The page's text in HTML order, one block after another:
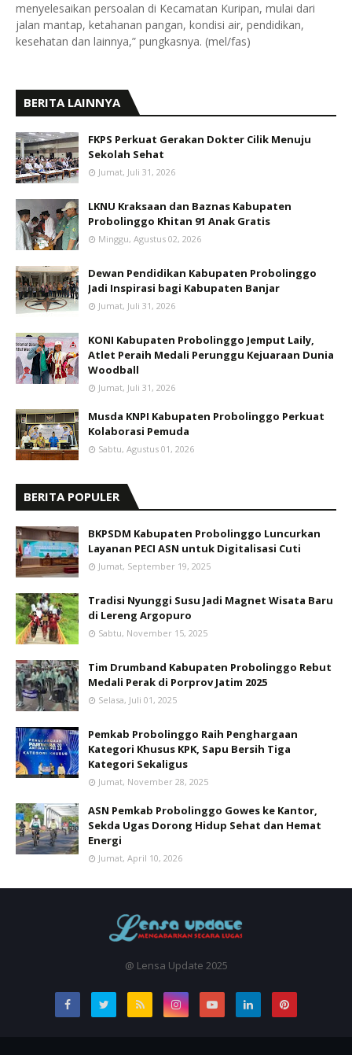
menyelesaikan persoalan di Kecamatan Kuripan, mulai dari
jalan mantap, ketahanan pangan, kondisi air, pendidikan,
kesehatan dan lainnya,” pungkasnya. (mel/fas)
BERITA LAINNYA
FKPS Perkuat Gerakan Dokter Cilik Menuju
Sekolah Sehat
Jumat, Juli 31, 2026
LKNU Kraksaan dan Baznas Kabupaten
Probolinggo Khitan 91 Anak Gratis
Minggu, Agustus 02, 2026
Dewan Pendidikan Kabupaten Probolinggo
Jadi Inspirasi bagi Kabupaten Banjar
Jumat, Juli 31, 2026
KONI Kabupaten Probolinggo Jemput Laily,
Atlet Peraih Medali Perunggu Kejuaraan Dunia
Woodball
Jumat, Juli 31, 2026
Musda KNPI Kabupaten Probolinggo Perkuat
Kolaborasi Pemuda
Sabtu, Agustus 01, 2026
BERITA POPULER
BKPSDM Kabupaten Probolinggo Luncurkan
Layanan PECI ASN untuk Digitalisasi Cuti
Jumat, September 19, 2025
Tradisi Nyunggi Susu Jadi Magnet Wisata Baru
di Lereng Argopuro
Sabtu, November 15, 2025
Tim Drumband Kabupaten Probolinggo Rebut
Medali Perak di Porprov Jatim 2025
Selasa, Juli 01, 2025
Pemkab Probolinggo Raih Penghargaan
Kategori Khusus KPK, Sapu Bersih Tiga
Kategori Sekaligus
Jumat, November 28, 2025
ASN Pemkab Probolinggo Gowes ke Kantor,
Sekda Ugas Dorong Hidup Sehat dan Hemat
Energi
Jumat, April 10, 2026
@ Lensa Update 2025